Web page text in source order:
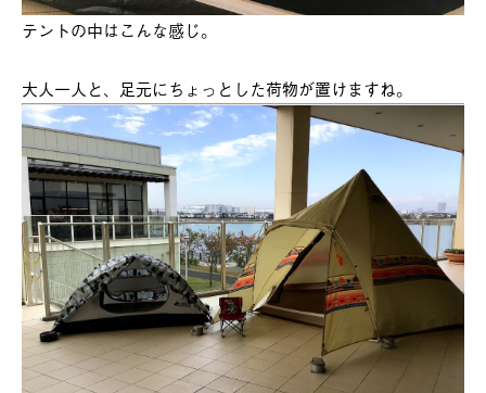
テントの中はこんな感じ。
大人一人と、足元にちょっとした荷物が置けますね。